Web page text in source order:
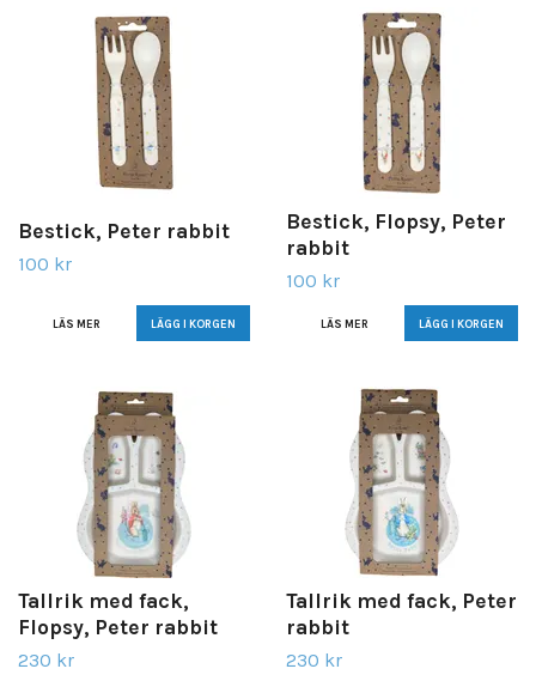
Bestick, Peter rabbit
100 kr
LÄS MER
Bestick, Flopsy, Peter
rabbit
100 kr
LÄS MER
Tallrik med fack,
Flopsy, Peter rabbit
230 kr
Tallrik med fack, Peter
rabbit
230 kr